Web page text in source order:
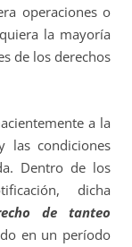
operaciones o
la mayoría
de los derechos
a la
las condiciones
Dentro de los
dicha
de tanteo
en un período